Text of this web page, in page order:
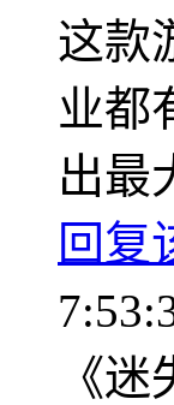
这款
业都
出最
回复
《